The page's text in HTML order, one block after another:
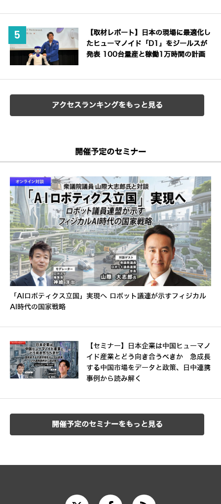
【取材レポート】日本の現場に最適化し
たヒューマノイド「D1」をジールスが
発表 100台量産と稼働1万時間の計画
アクセスランキングをもっと見る
開催予定のセミナー
「AIロボティクス立国」実現へ ロボット議連が示すフィジカル
AI時代の国家戦略
【セミナー】日本企業は中国ヒューマノ
イド産業とどう向き合うべきか 急成長
する中国市場をデータと政策、日中連携
事例から読み解く
開催予定のセミナーをもっと見る